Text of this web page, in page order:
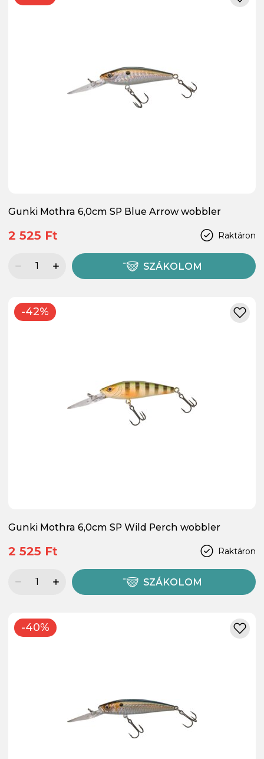
Gunki Mothra 6,0cm SP Blue Arrow wobbler
Raktáron
2 525 Ft
SZÁKOLOM
-42%
Gunki Mothra 6,0cm SP Wild Perch wobbler
Raktáron
2 525 Ft
SZÁKOLOM
-40%